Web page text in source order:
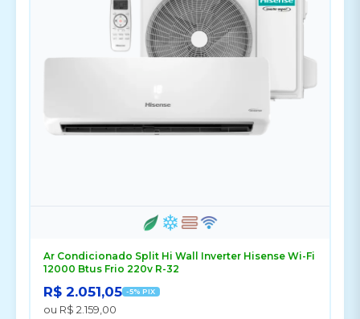
Ar Condicionado Split Hi Wall Inverter Hisense Wi-Fi
12000 Btus Frio 220v R-32
R$ 2.051,05 -5% PIX
ou R$ 2.159,00